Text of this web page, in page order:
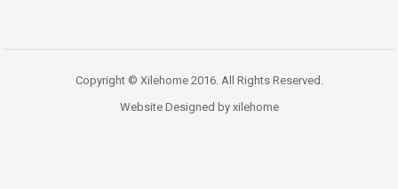
Copyright © Xilehome 2016. All Rights Reserved.
Website Designed by xilehome